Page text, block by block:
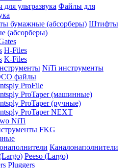
Файлы для
Штифты
(абсорберы)
H-Files
K-Files
NiTi инструменты
файлы
ProFile
ProTaper (машинные)
ProTaper (ручные)
ProTaper NEXT
NiTi
FKG
Каналонаполнители
Peeso (Largo)
Pluggers